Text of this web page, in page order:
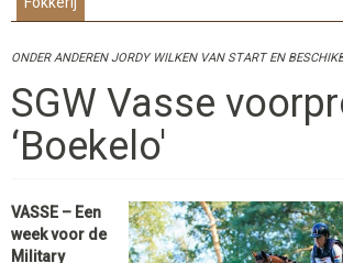
ONDER ANDEREN JORDY WILKEN VAN START EN
SGW Vasse
‘Boekelo'
VASSE – Een
week voor de
Military